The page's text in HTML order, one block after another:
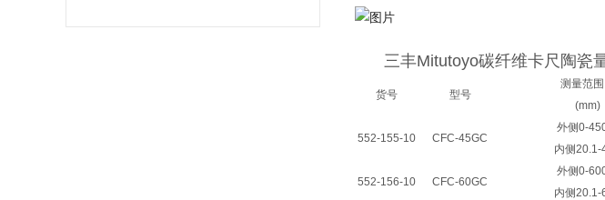
三丰Mitutoyo碳纤维卡尺陶瓷
货号 型号
测量范围
(mm)
552-155-10 CFC-45GC
外侧0-
内侧20.1-
552-156-10 CFC-60GC
外侧0-
内侧20.1-